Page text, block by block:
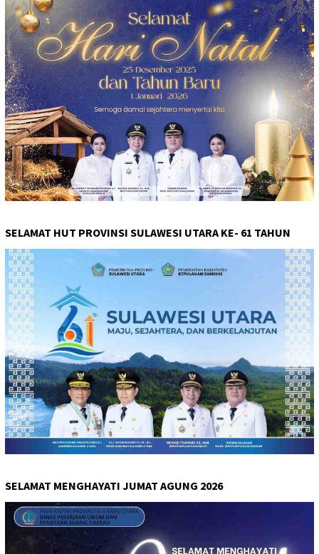
SELAMAT HUT PROVINSI SULAWESI UTARA KE- 61 TAHUN
SELAMAT MENGHAYATI JUMAT AGUNG 2026